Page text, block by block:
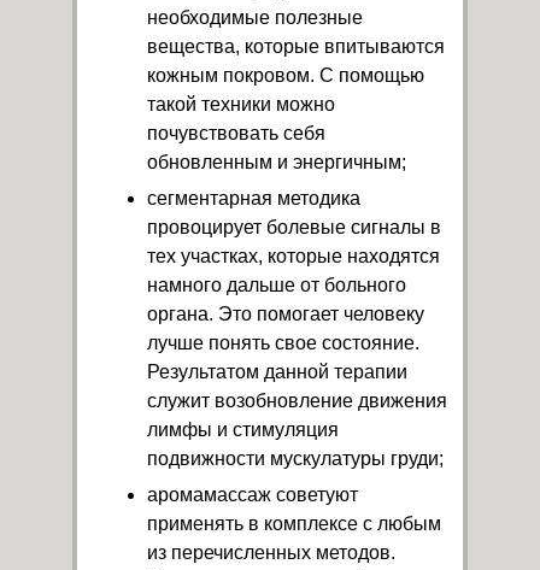
необходимые полезные
вещества, которые впитываются
кожным покровом. С помощью
такой техники можно
почувствовать себя
обновленным и энергичным;
сегментарная методика
провоцирует болевые сигналы в
тех участках, которые находятся
намного дальше от больного
органа. Это помогает человеку
лучше понять свое состояние.
Результатом данной терапии
служит возобновление движения
лимфы и стимуляция
подвижности мускулатуры груди;
аромамассаж советуют
применять в комплексе с любым
из перечисленных методов.